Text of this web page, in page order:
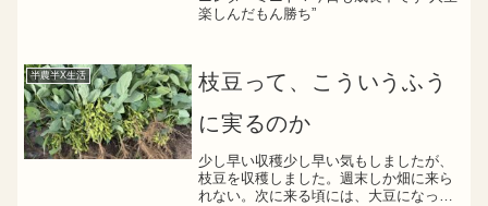
楽しんだもん勝ち”
半農半X生活
枝豆って、こういうふう
に実るのか
少し早い収穫少し早い気もしましたが、
枝豆を収穫しました。週末しか畑に来ら
れない。次に来る頃には、大豆になって